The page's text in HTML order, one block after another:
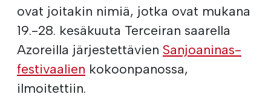
ovat joitakin nimiä, jotka ovat mukana
19.-28. kesäkuuta Terceiran saarella
Azoreilla järjestettävien Sanjoaninas-
festivaalien kokoonpanossa,
ilmoitettiin.